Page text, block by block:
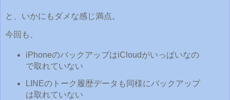
と、いかにもダメな感じ満点。
今回も、
iPhoneのバックアップはiCloudがいっぱいなの
で取れていない
LINEのトーク履歴データも同様にバックアップ
は取れていない